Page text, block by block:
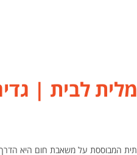
לבית |
בעידן של היום (מעודכן לשנת 2026), מערכת הסקה ביתית המבוססת על משאבת חום היא הדרך